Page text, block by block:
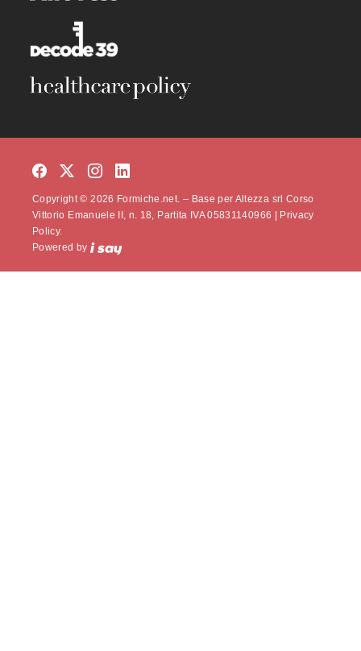
Copyright © 2026 Formiche.net. – Base per Altezza srl Corso
Vittorio Emanuele II, n. 18, Partita IVA 05831140966 |
Privacy
Policy.
Powered by